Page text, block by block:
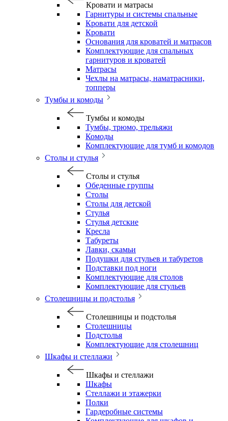
Кровати и матрасы
Гарнитуры и системы спальные
Кровати для детской
Кровати
Основания для кроватей и матрасов
Комплектующие для спальных
гарнитуров и кроватей
Матрасы
Чехлы на матрасы, наматрасники,
топперы
Тумбы и комоды
Тумбы и комоды
Тумбы, трюмо, трельяжи
Комоды
Комплектующие для тумб и комодов
Столы и стулья
Столы и стулья
Обеденные группы
Столы
Столы для детской
Стулья
Стулья детские
Кресла
Табуреты
Лавки, скамьи
Подушки для стульев и табуретов
Подставки под ноги
Комплектующие для столов
Комплектующие для стульев
Столешницы и подстолья
Столешницы и подстолья
Столешницы
Подстолья
Комплектующие для столешниц
Шкафы и стеллажи
Шкафы и стеллажи
Шкафы
Стеллажи и этажерки
Полки
Гардеробные системы